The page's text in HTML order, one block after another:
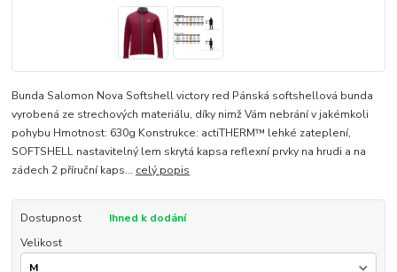
Bunda Salomon Nova Softshell victory red Pánská softshellová bunda
vyrobená ze strechových materiálu, díky nimž Vám nebrání v jakémkoli
pohybu Hmotnost: 630g Konstrukce: actiTHERM™ lehké zateplení,
SOFTSHELL nastavitelný lem skrytá kapsa reflexní prvky na hrudi a na
zádech 2 příruční kaps... celý popis
Dostupnost
Ihned k dodání
Velikost